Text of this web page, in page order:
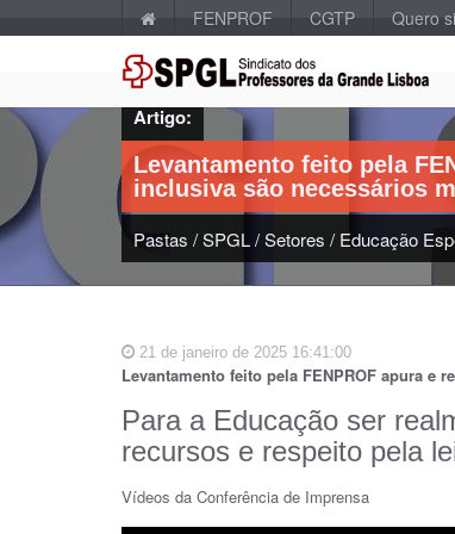
FENPROF CGTP Quero
Artigo:
Levantamento feito pela
inclusiva são necessários
Pastas /SPGL/Setores / Educação
21 de janeiro de 2025 16:41:00
Levantamento feito pela FENPROF apura e
Para a Educação ser
recursos e respeito pela
Vídeos da Conferência de Imprensa